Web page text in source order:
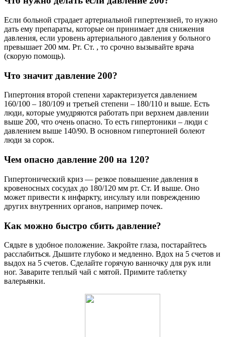
Если больной страдает артериальной гипертензией, то нужно
дать ему препараты, которые он принимает для снижения
давления, если уровень артериального давления у больного
превышает 200 мм. Рт. Ст. , то срочно вызывайте врача
(скорую помощь).
Что значит давление 200?
Гипертония второй степени характеризуется давлением
160/100 – 180/109 и третьей степени – 180/110 и выше. Есть
люди, которые умудряются работать при верхнем давлении
выше 200, что очень опасно. То есть гипертоники – люди с
давлением выше 140/90. В основном гипертонией болеют
люди за сорок.
Чем опасно давление 200 на 120?
Гипертонический криз — резкое повышение давления в
кровеносных сосудах до 180/120 мм рт. Ст. И выше. Оно
может привести к инфаркту, инсульту или повреждению
других внутренних органов, например почек.
Как можно быстро сбить давление?
Сядьте в удобное положение. Закройте глаза, постарайтесь
расслабиться. Дышите глубоко и медленно. Вдох на 5 счетов и
выдох на 5 счетов. Сделайте горячую ванночку для рук или
ног. Заварите теплый чай с мятой. Примите таблетку
валерьянки.